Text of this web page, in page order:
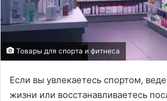
Товары для спорта и фитнеса
Если вы увлекаетесь спортом,
жизни или восстанавливаетесь